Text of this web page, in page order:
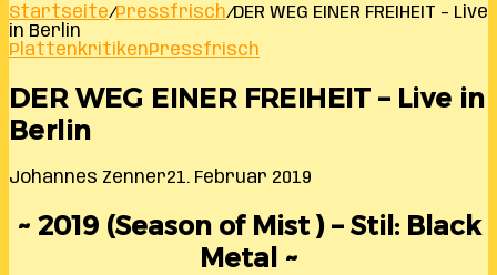
Startseite/Pressfrisch/DER WEG EINER FREIHEIT – Live
in Berlin
PlattenkritikenPressfrisch
DER WEG EINER FREIHEIT – Live in
Berlin
Johannes Zenner21. Februar 2019
~ 2019 (Season of Mist ) – Stil: Black
Metal ~